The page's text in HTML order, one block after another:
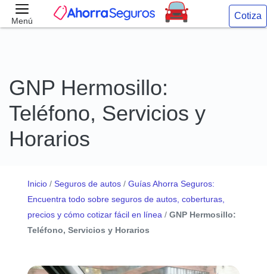
Menú Cotiza
GNP Hermosillo:
Teléfono, Servicios y
Horarios
Inicio / Seguros de autos / Guías Ahorra Seguros:
Encuentra todo sobre seguros de autos, coberturas,
precios y cómo cotizar fácil en línea / GNP Hermosillo:
Teléfono, Servicios y Horarios